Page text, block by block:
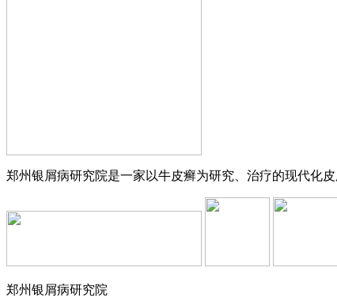
郑州银屑病研究院是一家以牛皮癣为研究、治疗的现代化
郑州银屑病研究院